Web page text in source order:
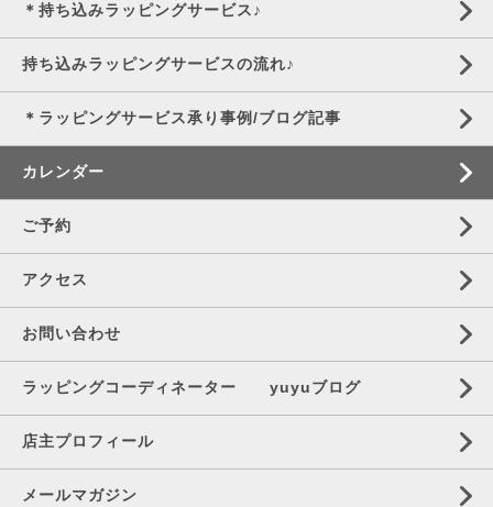
＊持ち込みラッピングサービス♪
持ち込みラッピングサービスの流れ♪
＊ラッピングサービス承り事例/ブログ記事
カレンダー
ご予約
アクセス
お問い合わせ
ラッピングコーディネーター yuyuブログ
店主プロフィール
メールマガジン